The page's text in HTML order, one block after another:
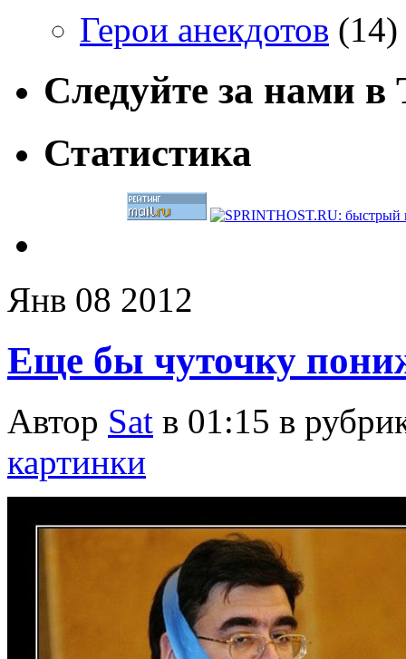
Герои анекдотов (14)
Следуйте за нами
Статистика
Янв 08 2012
Еще бы чуточку
Автор Sat в 01:15 в
картинки